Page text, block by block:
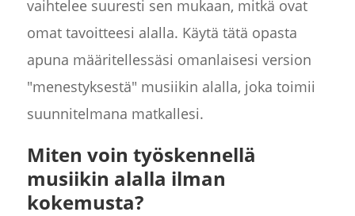
vaihtelee suuresti sen mukaan, mitkä ovat
omat tavoitteesi alalla. Käytä tätä opasta
apuna määritellessäsi omanlaisesi version
"menestyksestä" musiikin alalla, joka toimii
suunnitelmana matkallesi.
Miten voin työskennellä
musiikin alalla ilman
kokemusta?